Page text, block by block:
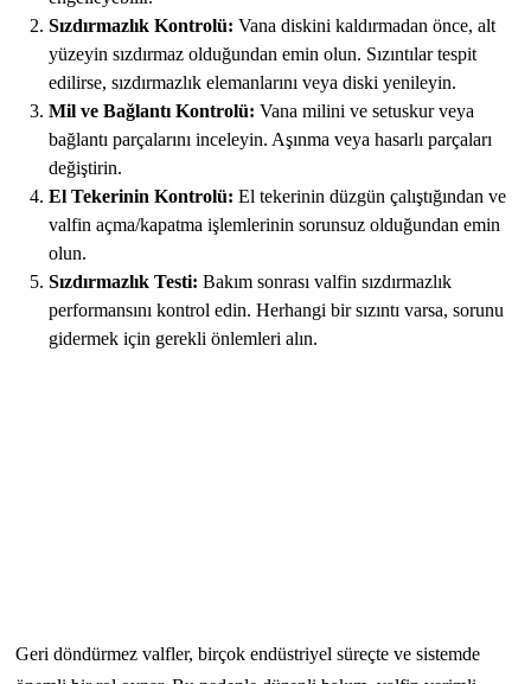
Sızdırmazlık Kontrolü: Vana diskini kaldırmadan önce, alt
yüzeyin sızdırmaz olduğundan emin olun. Sızıntılar tespit
edilirse, sızdırmazlık elemanlarını veya diski yenileyin.
Mil ve Bağlantı Kontrolü: Vana milini ve setuskur veya
bağlantı parçalarını inceleyin. Aşınma veya hasarlı parçaları
değiştirin.
El Tekerinin Kontrolü: El tekerinin düzgün çalıştığından ve
valfin açma/kapatma işlemlerinin sorunsuz olduğundan emin
olun.
Sızdırmazlık Testi: Bakım sonrası valfin sızdırmazlık
performansını kontrol edin. Herhangi bir sızıntı varsa, sorunu
gidermek için gerekli önlemleri alın.
Geri döndürmez valfler, birçok endüstriyel süreçte ve sistemde